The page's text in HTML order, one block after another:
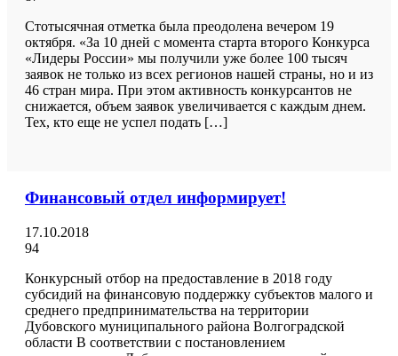
Стотысячная отметка была преодолена вечером 19
октября. «За 10 дней с момента старта второго Конкурса
«Лидеры России» мы получили уже более 100 тысяч
заявок не только из всех регионов нашей страны, но и из
46 стран мира. При этом активность конкурсантов не
снижается, объем заявок увеличивается с каждым днем.
Тех, кто еще не успел подать […]
Финансовый отдел информирует!
17.10.2018
94
Конкурсный отбор на предоставление в 2018 году
субсидий на финансовую поддержку субъектов малого и
среднего предпринимательства на территории
Дубовского муниципального района Волгоградской
области В соответствии с постановлением